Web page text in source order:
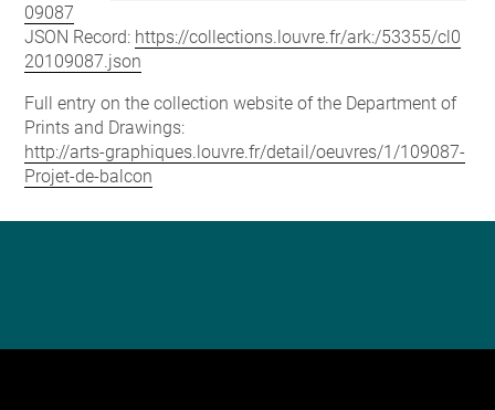
09087
JSON Record: https://collections.louvre.fr/ark:/53355/cl0
20109087.json
Full entry on the collection website of the Department of
Prints and Drawings:
http://arts-graphiques.louvre.fr/detail/oeuvres/1/109087-
Projet-de-balcon